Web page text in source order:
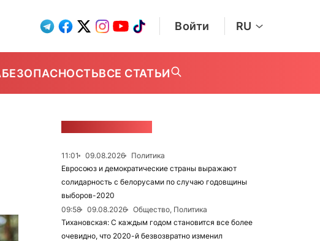
Войти RU
БЕЗОПАСНОСТЬВСЕ СТАТЬИ
11:01 09.08.2026
Политика
Евросоюз и демократические страны выражают
солидарность с белорусами по случаю годовщины
выборов-2020
09:58
09.08.2026
Общество, Политика
Тихановская: С каждым годом становится все более
очевидно, что 2020-й безвозвратно изменил